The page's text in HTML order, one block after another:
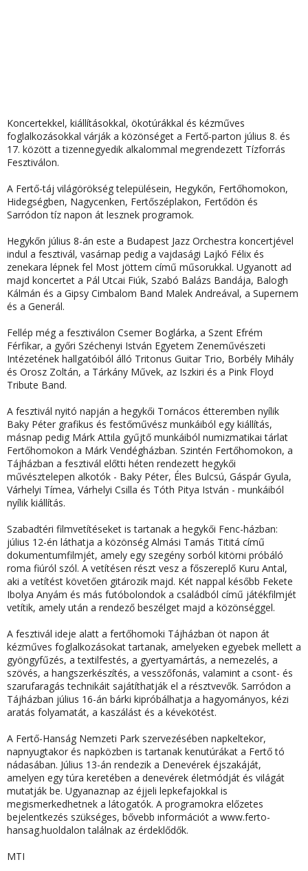
Koncertekkel, kiállításokkal, ökotúrákkal és kézműves
foglalkozásokkal várják a közönséget a Fertő-parton július 8. és
17. között a tizennegyedik alkalommal megrendezett Tízforrás
Fesztiválon.
A Fertő-táj világörökség településein, Hegykőn, Fertőhomokon,
Hidegségben, Nagycenken, Fertőszéplakon, Fertődön és
Sarródon tíz napon át lesznek programok.
Hegykőn július 8-án este a Budapest Jazz Orchestra koncertjével
indul a fesztivál, vasárnap pedig a vajdasági Lajkó Félix és
zenekara lépnek fel Most jöttem című műsorukkal. Ugyanott ad
majd koncertet a Pál Utcai Fiúk, Szabó Balázs Bandája, Balogh
Kálmán és a Gipsy Cimbalom Band Malek Andreával, a Supernem
és a Generál.
Fellép még a fesztiválon Csemer Boglárka, a Szent Efrém
Férfikar, a győri Széchenyi István Egyetem Zeneművészeti
Intézetének hallgatóiból álló Tritonus Guitar Trio, Borbély Mihály
és Orosz Zoltán, a Tárkány Művek, az Iszkiri és a Pink Floyd
Tribute Band.
A fesztivál nyitó napján a hegykői Tornácos étteremben nyílik
Baky Péter grafikus és festőművész munkáiból egy kiállítás,
másnap pedig Márk Attila gyűjtő munkáiból numizmatikai tárlat
Fertőhomokon a Márk Vendégházban. Szintén Fertőhomokon, a
Tájházban a fesztivál előtti héten rendezett hegykői
művésztelepen alkotók - Baky Péter, Éles Bulcsú, Gáspár Gyula,
Várhelyi Tímea, Várhelyi Csilla és Tóth Pitya István - munkáiból
nyílik kiállítás.
Szabadtéri filmvetítéseket is tartanak a hegykői Fenc-házban:
július 12-én láthatja a közönség Almási Tamás Tititá című
dokumentumfilmjét, amely egy szegény sorból kitörni próbáló
roma fiúról szól. A vetítésen részt vesz a főszereplő Kuru Antal,
aki a vetítést követően gitározik majd. Két nappal később Fekete
Ibolya Anyám és más futóbolondok a családból című játékfilmjét
vetítik, amely után a rendező beszélget majd a közönséggel.
A fesztivál ideje alatt a fertőhomoki Tájházban öt napon át
kézműves foglalkozásokat tartanak, amelyeken egyebek mellett a
gyöngyfűzés, a textilfestés, a gyertyamártás, a nemezelés, a
szövés, a hangszerkészítés, a vesszőfonás, valamint a csont- és
szarufaragás technikáit sajátíthatják el a résztvevők. Sarródon a
Tájházban július 16-án bárki kipróbálhatja a hagyományos, kézi
aratás folyamatát, a kaszálást és a kévekötést.
A Fertő-Hanság Nemzeti Park szervezésében napkeltekor,
napnyugtakor és napközben is tartanak kenutúrákat a Fertő tó
nádasában. Július 13-án rendezik a Denevérek éjszakáját,
amelyen egy túra keretében a denevérek életmódját és világát
mutatják be. Ugyanaznap az éjjeli lepkefajokkal is
megismerkedhetnek a látogatók. A programokra előzetes
bejelentkezés szükséges, bővebb információt a www.ferto-
hansag.huoldalon találnak az érdeklődők.
MTI